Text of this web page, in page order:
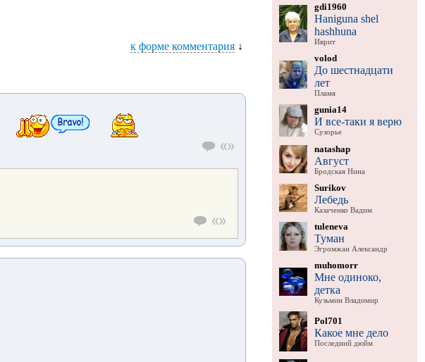
к форме комментария↓
gdi1960
Haniguna shel
hashhuna
Иврит
volod
До шестнадцати
лет
Пламя
gunia14
И все-таки я верю
Сузорье
natashap
Август
Бродская Нина
Surikov
Лебедь
Казаченко Вадим
tuleneva
Туман
Эгромжан Александр
muhomorr
Мне одиноко,
детка
Кузьмин Владимир
Pol701
Какое мне дело
Последний дюйм